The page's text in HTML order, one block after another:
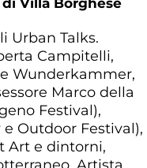
Villa Borghese
Urban Talks.
Campitelli,
Wunderkammer,
Marco della
Festival),
Outdoor Festival),
Art e dintorni,
Artista